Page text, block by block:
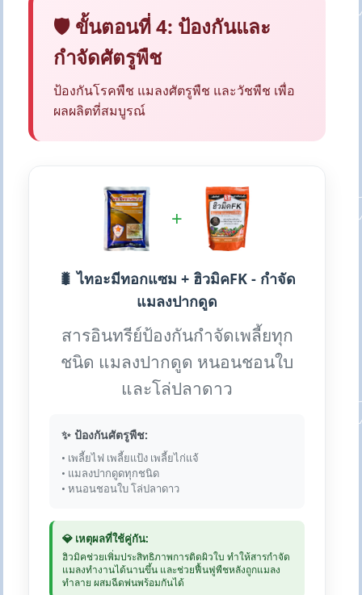
🛡️ ขั้นตอนที่ 4: ป้องกันและ
กำจัดศัตรูพืช
ป้องกันโรคพืช แมลงศัตรูพืช และวัชพืช เพื่อ
ผลผลิตที่สมบูรณ์
+
🐛 ไทอะมีทอกแซม + ฮิวมิคFK - กำจัด
แมลงปากดูด
สารอินทรีย์ป้องกันกำจัดเพลี้ยทุก
ชนิด แมลงปากดูด หนอนชอนใบ
และโล่ปลาดาว
✨ ป้องกันศัตรูพืช:
• เพลี้ยไฟ เพลี้ยแป้ง เพลี้ยไก่แจ้
• แมลงปากดูดทุกชนิด
• หนอนชอนใบ โล่ปลาดาว
💎 เหตุผลที่ใช้คู่กัน:
ฮิวมิคช่วยเพิ่มประสิทธิภาพการติดผิวใบ ทำให้สารกำจัด
แมลงทำงานได้นานขึ้น และช่วยฟื้นฟูพืชหลังถูกแมลง
ทำลาย ผสมฉีดพ่นพร้อมกันได้